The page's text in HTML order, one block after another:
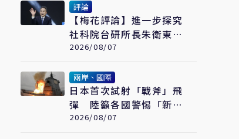
評論
【梅花評論】進一步探究
社科院台研所長朱衛東的
「不統而統」
2026/08/07
兩岸、國際
日本首次試射「戰斧」飛
彈 陸籲各國警惕「新型
軍國主義」發展
2026/08/07